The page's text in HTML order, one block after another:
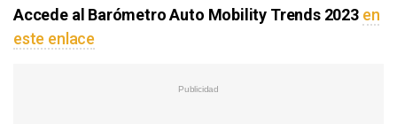
Accede al Barómetro Auto Mobility Trends 2023 en
este enlace